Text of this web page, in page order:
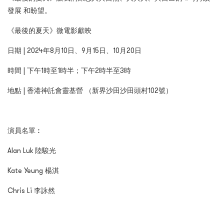
發展 和盼望。
《最後的夏天》微電影獻映
日期 | 2024年8月10日、9月15日、10月20日
時間 | 下午1時至1時半；下午2時半至3時
地點 | 香港神託會靈基營 （新界沙田沙田頭村102號）
演員名單︰
Alan Luk 陸駿光
Kate Yeung 楊淇
Chris Li 李詠然